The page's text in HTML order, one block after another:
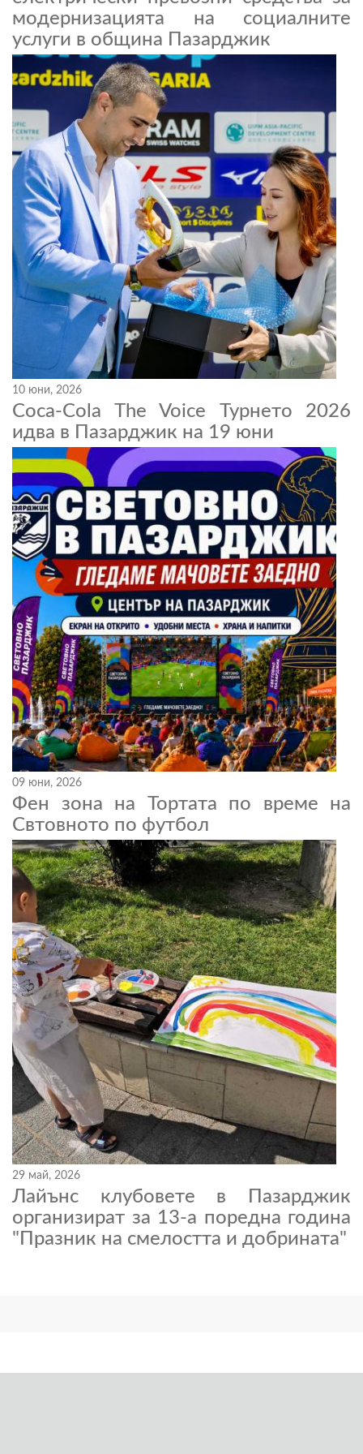
модернизацията на социалните
услуги в община Пазарджик
10 юни, 2026
Coca-Cola The Voice Турнето 2026
идва в Пазарджик на 19 юни
09 юни, 2026
Фен зона на Тортата по време на
Свтовното по футбол
29 май, 2026
Лайънс клубовете в Пазарджик
организират за 13-а поредна година
"Празник на смелостта и добрината"